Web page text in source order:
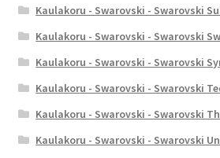
Kaulakoru - Swarovski - Swarovski
Kaulakoru - Swarovski - Swarovski
Kaulakoru - Swarovski - Swarovski
Kaulakoru - Swarovski - Swarovski
Kaulakoru - Swarovski - Swarovski
Kaulakoru - Swarovski - Swarovski